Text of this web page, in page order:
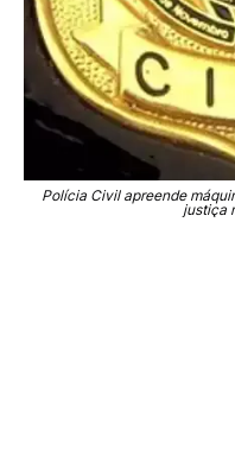
Polícia Civil apreende
justiça